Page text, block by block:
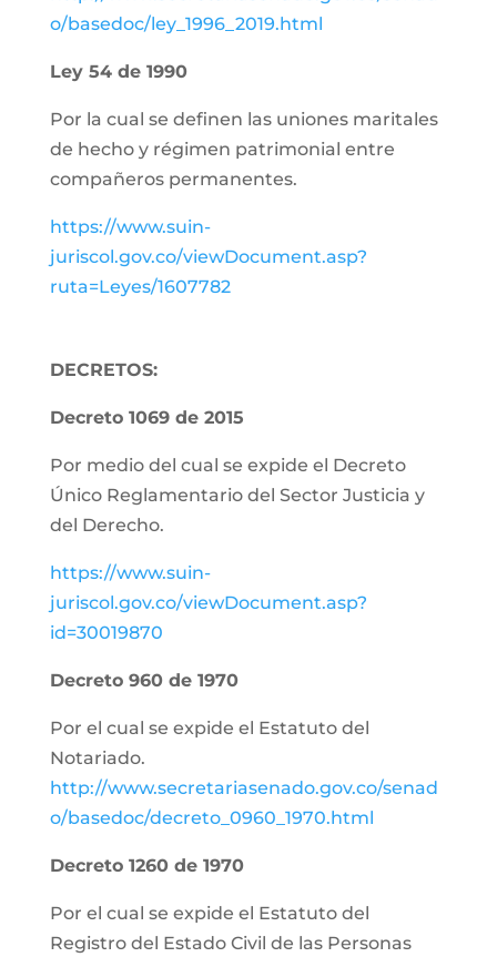
o/basedoc/ley_1996_2019.html
Ley 54 de 1990
Por la cual se definen las uniones maritales
de hecho y régimen patrimonial entre
compañeros permanentes.
https://www.suin-
juriscol.gov.co/viewDocument.asp?
ruta=Leyes/1607782
DECRETOS:
Decreto 1069 de 2015
Por medio del cual se expide el Decreto
Único Reglamentario del Sector Justicia y
del Derecho.
https://www.suin-
juriscol.gov.co/viewDocument.asp?
id=30019870
Decreto 960 de 1970
Por el cual se expide el Estatuto del
Notariado.
http://www.secretariasenado.gov.co/senad
o/basedoc/decreto_0960_1970.html
Decreto 1260 de 1970
Por el cual se expide el Estatuto del
Registro del Estado Civil de las Personas